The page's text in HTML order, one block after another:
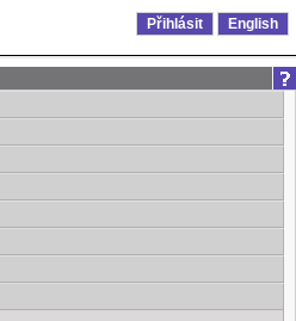
Přihlásit English